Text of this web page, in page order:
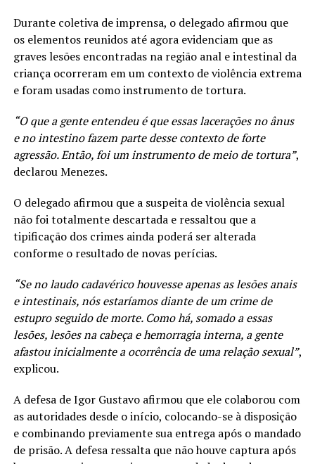
Durante coletiva de imprensa, o delegado afirmou que
os elementos reunidos até agora evidenciam que as
graves lesões encontradas na região anal e intestinal da
criança ocorreram em um contexto de violência extrema
e foram usadas como instrumento de tortura.
“O que a gente entendeu é que essas lacerações no ânus
e no intestino fazem parte desse contexto de forte
agressão. Então, foi um instrumento de meio de tortura”,
declarou Menezes.
O delegado afirmou que a suspeita de violência sexual
não foi totalmente descartada e ressaltou que a
tipificação dos crimes ainda poderá ser alterada
conforme o resultado de novas perícias.
“Se no laudo cadavérico houvesse apenas as lesões anais
e intestinais, nós estaríamos diante de um crime de
estupro seguido de morte. Como há, somado a essas
lesões, lesões na cabeça e hemorragia interna, a gente
afastou inicialmente a ocorrência de uma relação sexual”,
explicou.
A defesa de Igor Gustavo afirmou que ele colaborou com
as autoridades desde o início, colocando-se à disposição
e combinando previamente sua entrega após o mandado
de prisão. A defesa ressalta que não houve captura após